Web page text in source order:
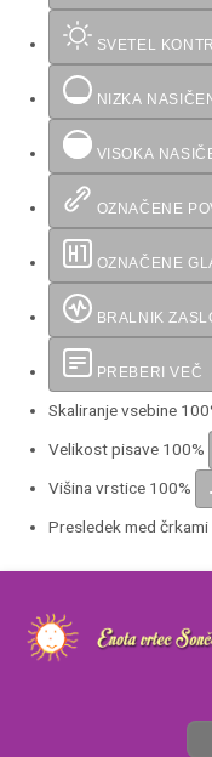
SVETEL
NIZKA
VISOKA
OZNAČENE
OZNAČENE
BRALNIK
PREBERI VEČ
Skaliranje vsebine 100
Velikost pisave 100%
Višina vrstice 100%
Presledek med črkami